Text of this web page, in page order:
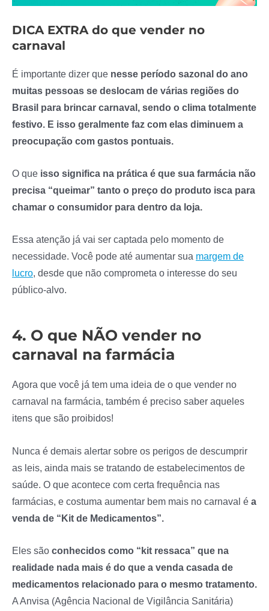
DICA EXTRA do que vender no
carnaval
É importante dizer que nesse período sazonal do ano
muitas pessoas se deslocam de várias regiões do
Brasil para brincar carnaval, sendo o clima totalmente
festivo. E isso geralmente faz com elas diminuem a
preocupação com gastos pontuais.
O que isso significa na prática é que sua farmácia não
precisa “queimar” tanto o preço do produto isca para
chamar o consumidor para dentro da loja.
Essa atenção já vai ser captada pelo momento de
necessidade. Você pode até aumentar sua margem de
lucro, desde que não comprometa o interesse do seu
público-alvo.
4. O que NÃO vender no
carnaval na farmácia
Agora que você já tem uma ideia de o que vender no
carnaval na farmácia, também é preciso saber aqueles
itens que são proibidos!
Nunca é demais alertar sobre os perigos de descumprir
as leis, ainda mais se tratando de estabelecimentos de
saúde. O que acontece com certa frequência nas
farmácias, e costuma aumentar bem mais no carnaval é a
venda de “Kit de Medicamentos”.
Eles são conhecidos como “kit ressaca” que na
realidade nada mais é do que a venda casada de
medicamentos relacionado para o mesmo tratamento.
A Anvisa (Agência Nacional de Vigilância Sanitária)